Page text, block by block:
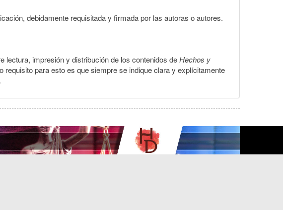
debidamente requisitada y firmada por las autoras o autores.
lectura, impresión y distribución de los contenidos deHechos y
para esto es que siempre se indique clara y explícitamente